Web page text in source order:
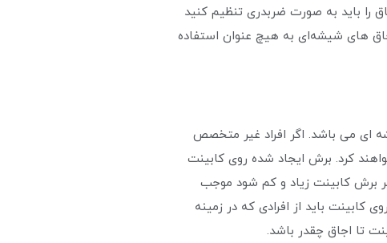
را باید به صورت ضربدری تنظیم کنید
های شیشه‌ای به هیچ عنوان استفاده
ای می باشد. اگر افراد غیر متخصص
کرد. برش ایجاد شده روی کابینت
برش کابینت زیاد و کم شود موجب
باید از افرادی که در زمینه
تا اجاق چقدر باشد.